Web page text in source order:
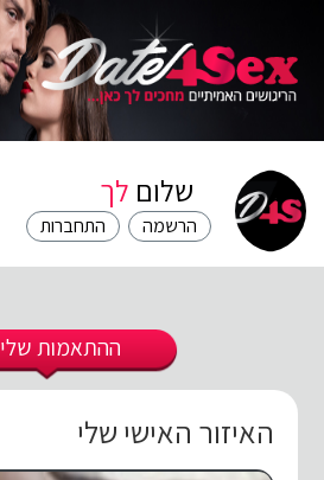
שלום לך
התחברות הרשמה
ההתאמות שלי
האיזור האישי שלי